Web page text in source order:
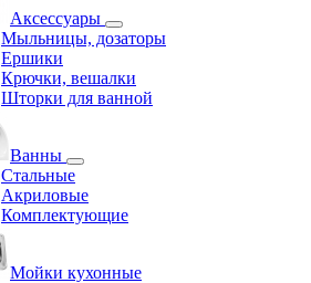
Аксессуары
Мыльницы, дозаторы
Ершики
Крючки, вешалки
Шторки для ванной
Ванны
Стальные
Акриловые
Комплектующие
Мойки кухонные